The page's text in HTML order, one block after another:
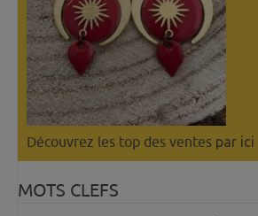
Découvrez les top des ventes par ici
MOTS CLEFS